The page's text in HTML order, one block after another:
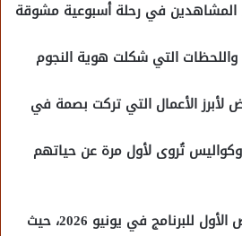
المشاهدين في رحلة أسبوعية مشوقة
واللحظات التي شكلت هوية النجوم
لأبرز الأعمال التي تركت بصمة في
تُروى لأول مرة عن حياتهم
من المقرر أن ينطلق العرض الأول للبرنامج في يونيو 2026، حيث